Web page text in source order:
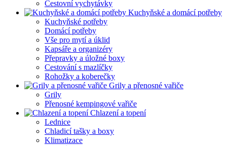
Cestovní vychytávky
Kuchyňské a domácí potřeby
Kuchyňské potřeby
Domácí potřeby
Vše pro mytí a úklid
Kapsáře a organizéry
Přepravky a úložné boxy
Cestování s mazlíčky
Rohožky a koberečky
Grily a přenosné vařiče
Grily
Přenosné kempingové vařiče
Chlazení a topení
Lednice
Chladicí tašky a boxy
Klimatizace